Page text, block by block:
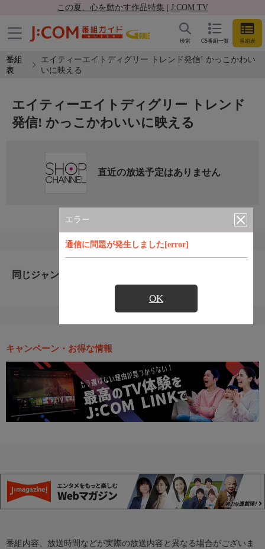
この夏、心を動かす作品特集 | J:COM TV
CS番組一覧 番組表
検索
番組
表
エイティーエイトディグリー トレンド発信! かっこかわい
いに映える
エラー
通信に問題が発生しました[error]
OK
エイティーエイトディグリー トレンド
発信! かっこかわいいに映える
直近の放送予定はありません
同じジャンルのおすすめ番組
キャンペーン・お得な情報
番組内容、放送時間などが実際の放送内容と異なる場合がございま